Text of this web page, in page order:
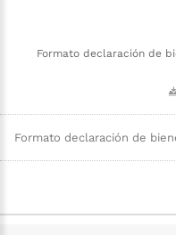
Formato declaración de
Formato declaración de